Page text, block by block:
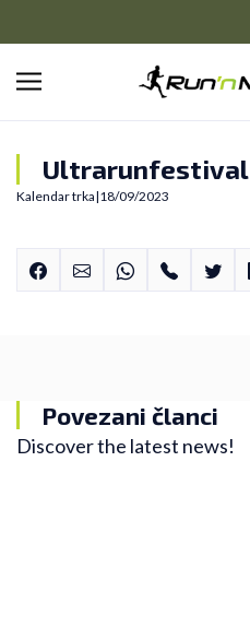
Ultrarunfestival
Kalendar trka|18/09/2023
Povezani članci
Discover the latest news!